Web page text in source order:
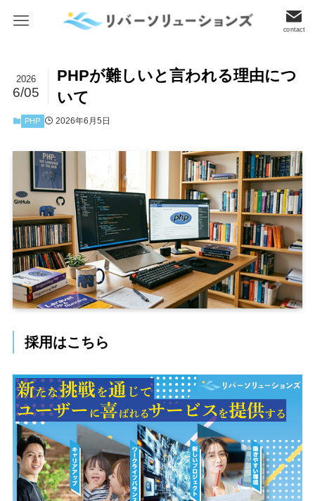
contact
PHPが難しいと言われる理由につ
いて
2026
6/05
PHP 2026年6月5日
採用はこちら